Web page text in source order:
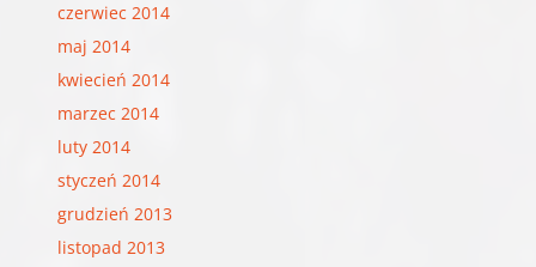
czerwiec 2014
maj 2014
kwiecień 2014
marzec 2014
luty 2014
styczeń 2014
grudzień 2013
listopad 2013